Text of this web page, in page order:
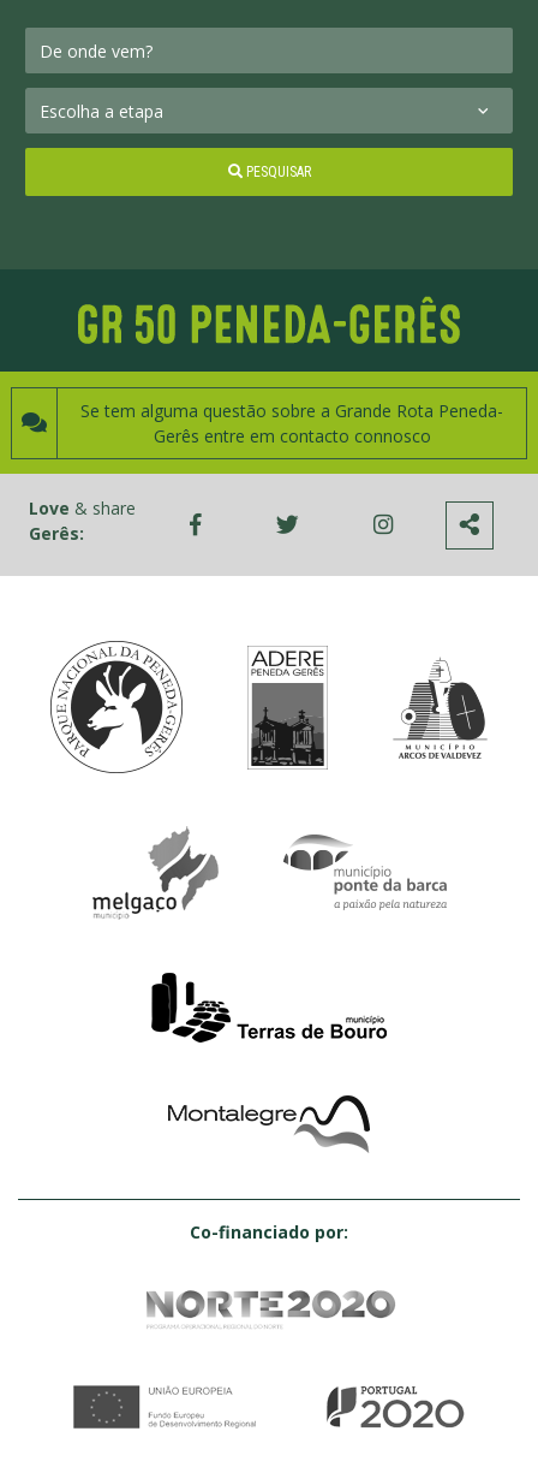
PESQUISAR
Se tem alguma questão sobre a Grande Rota Peneda-
Gerês entre em contacto connosco
Love & share
Gerês:
Co-financiado por: